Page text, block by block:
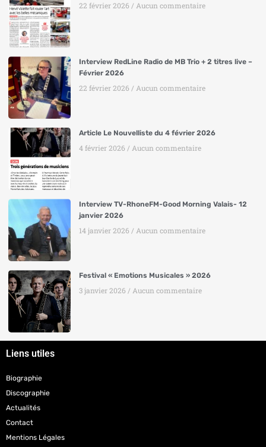
22 février 2026 Aucun commentaire
Interview RedLine Radio de MB Trio + 2 titres live –
Février 2026
22 février 2026 Aucun commentaire
Article Le Nouvelliste du 4 février 2026
4 février 2026 Aucun commentaire
Interview TV-RhoneFM-Good Morning Valais- 12
janvier 2026
14 janvier 2026 Aucun commentaire
Festival « Emotions Musicales » 2026
3 janvier 2026 Aucun commentaire
Liens utiles
Biographie
Discographie
Actualités
Contact
Mentions Légales